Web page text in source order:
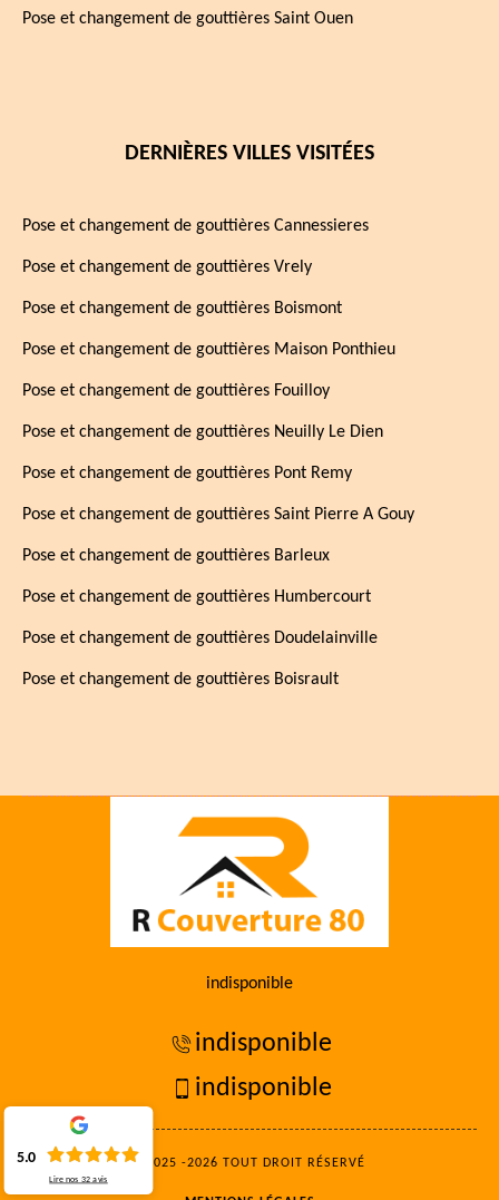
Pose et changement de gouttières Saint Ouen
DERNIÈRES VILLES VISITÉES
Pose et changement de gouttières Cannessieres
Pose et changement de gouttières Vrely
Pose et changement de gouttières Boismont
Pose et changement de gouttières Maison Ponthieu
Pose et changement de gouttières Fouilloy
Pose et changement de gouttières Neuilly Le Dien
Pose et changement de gouttières Pont Remy
Pose et changement de gouttières Saint Pierre A Gouy
Pose et changement de gouttières Barleux
Pose et changement de gouttières Humbercourt
Pose et changement de gouttières Doudelainville
Pose et changement de gouttières Boisrault
indisponible
indisponible
indisponible
©2025 -2026 TOUT DROIT RÉSERVÉ
5.0
Lire nos32 avis